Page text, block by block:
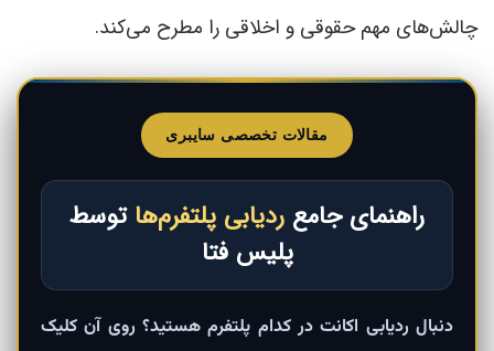
چالش‌های مهم حقوقی و اخلاقی را مطرح می‌کند.
مقالات تخصصی سایبری
راهنمای جامع ردیابی پلتفرم‌ها توسط
پلیس فتا
دنبال ردیابی اکانت در کدام پلتفرم هستید؟ روی آن کلیک